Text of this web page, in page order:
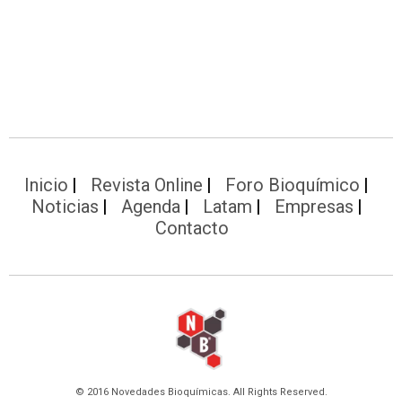
Inicio Revista Online
Foro Bioquímico
Noticias
Agenda Latam
Empresas
Contacto
© 2016 Novedades Bioquímicas. All Rights Reserved.